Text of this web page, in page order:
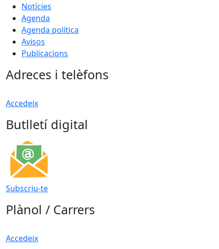
Notícies
Agenda
Agenda política
Avisos
Publicacions
Adreces i telèfons
Accedeix
Butlletí digital
Subscriu-te
Plànol / Carrers
Accedeix